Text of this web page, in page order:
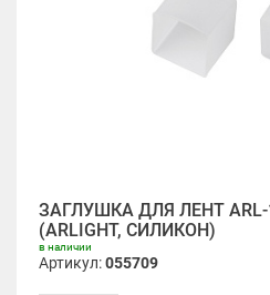
ЗАГЛУШКА ДЛЯ ЛЕНТ ARL-
(ARLIGHT, СИЛИКОН)
в наличии
Артикул:055709